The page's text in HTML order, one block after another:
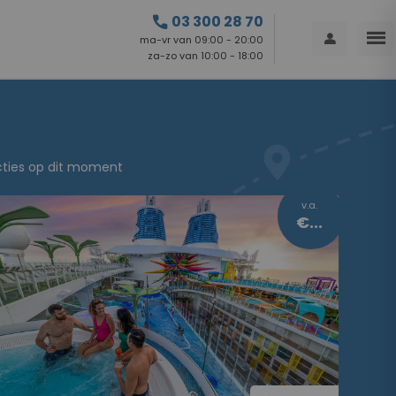
call 03 300 28 70
ma-vr van 09:00 - 20:00
za-zo van 10:00 - 18:00
person menu
op dit moment
v.a.
€218